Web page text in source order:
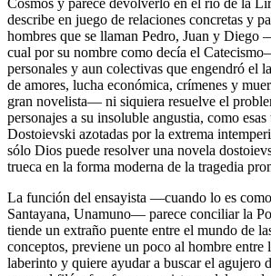
Cosmos y parece devolverlo en el río de la
describe en juego de relaciones concretas y
hombres que se llaman Pedro, Juan y Diego
cual por su nombre como decía el
personales y aun colectivas que engendró el
de amores, lucha económica, crímenes y
gran novelista— ni siquiera resuelve el
personajes a su insoluble angustia, como
Dostoievski azotadas por la extrema
sólo Dios puede resolver una novela
trueca en la forma moderna de la tragedia
La función del ensayista —cuando lo es
Santayana, Unamuno— parece conciliar la
tiende un extraño puente entre el mundo de
conceptos, previene un poco al hombre entre
laberinto y quiere ayudar a buscar el agujero